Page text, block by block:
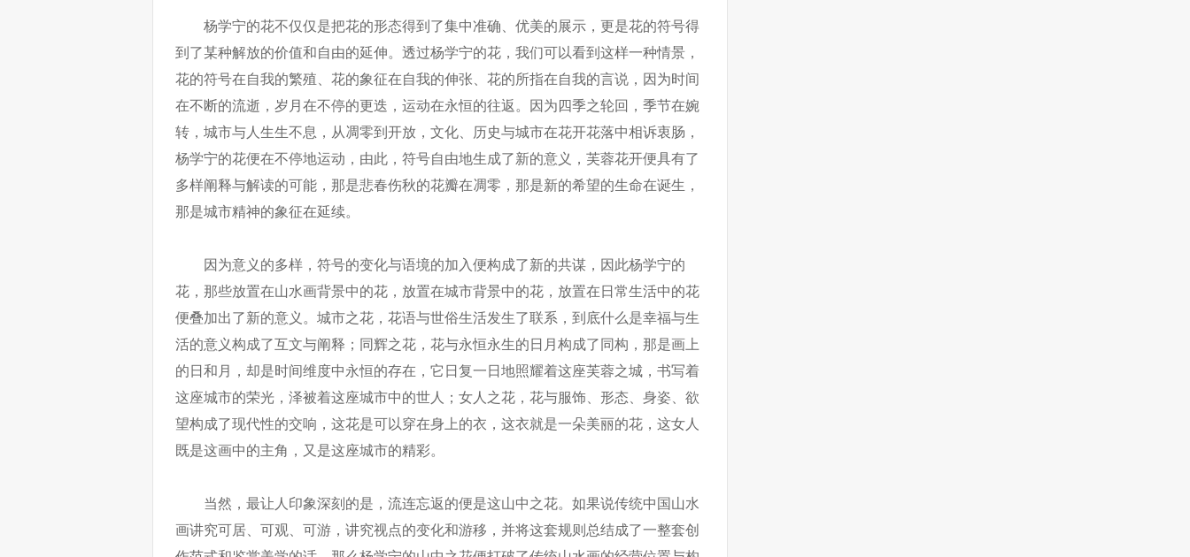
杨学宁的花不仅仅是把花的形态得到了集中准确、优美的展示，更是花的符号得
到了某种解放的价值和自由的延伸。透过杨学宁的花，我们可以看到这样一种情景，
花的符号在自我的繁殖、花的象征在自我的伸张、花的所指在自我的言说，因为时间
在不断的流逝，岁月在不停的更迭，运动在永恒的往返。因为四季之轮回，季节在婉
转，城市与人生生不息，从凋零到开放，文化、历史与城市在花开花落中相诉衷肠，
杨学宁的花便在不停地运动，由此，符号自由地生成了新的意义，芙蓉花开便具有了
多样阐释与解读的可能，那是悲春伤秋的花瓣在凋零，那是新的希望的生命在诞生，
那是城市精神的象征在延续。
因为意义的多样，符号的变化与语境的加入便构成了新的共谋，因此杨学宁的
花，那些放置在山水画背景中的花，放置在城市背景中的花，放置在日常生活中的花
便叠加出了新的意义。城市之花，花语与世俗生活发生了联系，到底什么是幸福与生
活的意义构成了互文与阐释；同辉之花，花与永恒永生的日月构成了同构，那是画上
的日和月，却是时间维度中永恒的存在，它日复一日地照耀着这座芙蓉之城，书写着
这座城市的荣光，泽被着这座城市中的世人；女人之花，花与服饰、形态、身姿、欲
望构成了现代性的交响，这花是可以穿在身上的衣，这衣就是一朵美丽的花，这女人
既是这画中的主角，又是这座城市的精彩。
当然，最让人印象深刻的是，流连忘返的便是这山中之花。如果说传统中国山水
画讲究可居、可观、可游，讲究视点的变化和游移，并将这套规则总结成了一整套创